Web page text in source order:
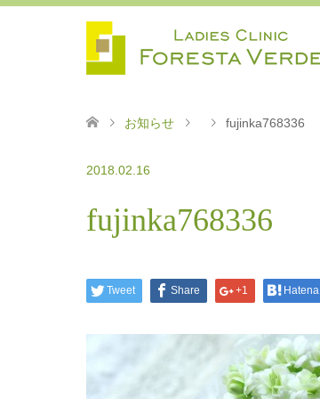
お知らせ fujinka768336
2018.02.16
fujinka768336
Tweet Share +1 Hatena